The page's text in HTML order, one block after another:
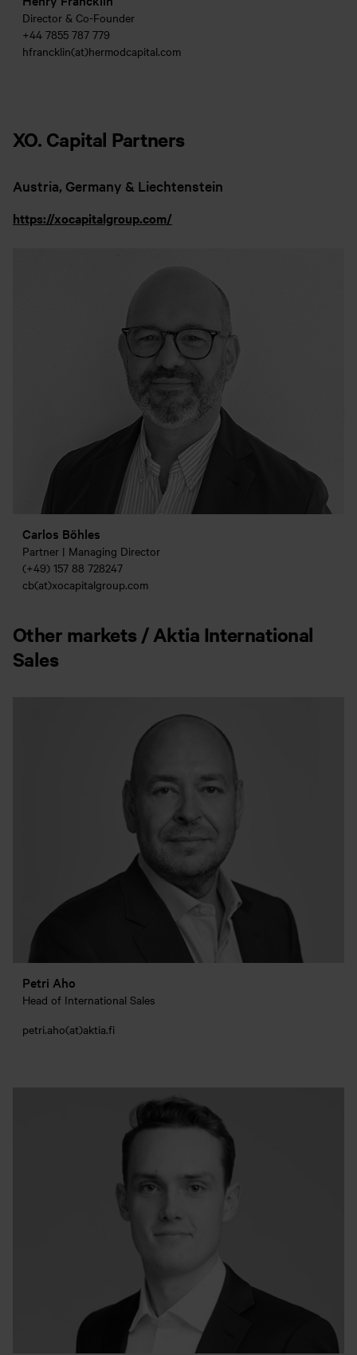
Director & Co-Founder
+44 7855 787 779
hfrancklin(at)hermodcapital.com
XO. Capital Partners
Austria, Germany & Liechtenstein
https://xocapitalgroup.com/
Carlos Böhles
Partner | Managing Director
(+49) 157 88 728247
cb(at)xocapitalgroup.com
Other markets / Aktia International
Sales
Petri Aho
Head of International Sales
petri.aho(at)aktia.fi